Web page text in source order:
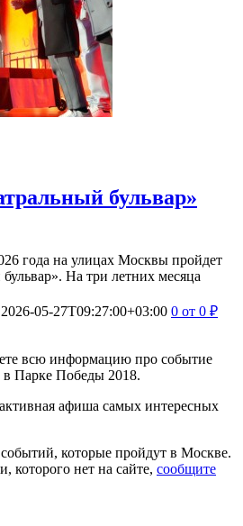
бульвар»
года на улицах Москвы пройдет
На три летних месяца
2026-05-27T09:27:00+03:00 0 от 0 ₽
всю информацию про событие
в Парке Победы 2018.
афиша самых интересных
событий, которые пройдут в Москве.
которого нет на сайте, сообщите